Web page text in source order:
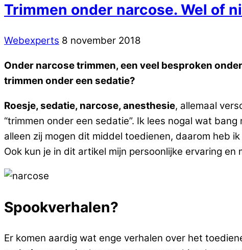
Trimmen onder narcose. Wel of
Webexperts 8 november 2018
Onder narcose trimmen, een veel besproken
trimmen onder een sedatie?
Roesje, sedatie, narcose, anesthesie, allemaal
“trimmen onder een sedatie”. Ik lees nogal wat
alleen zij mogen dit middel toedienen, daarom heb
Ook kun je in dit artikel mijn persoonlijke ervaring
Spookverhalen?
Er komen aardig wat enge verhalen over het